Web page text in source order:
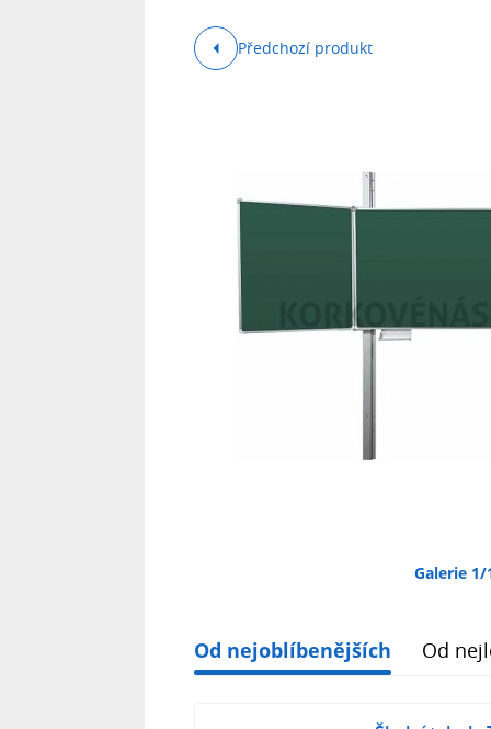
Předchozí produkt
Galerie 1/
Od nejoblíbenějších Od